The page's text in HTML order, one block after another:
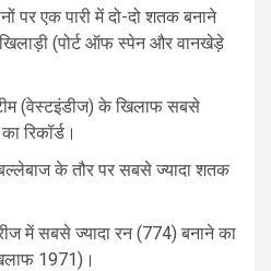
पर एक पारी में दो-दो शतक बनाने
(पोर्ट ऑफ स्पेन और वानखेड़े
(वेस्टइंडीज) के खिलाफ सबसे
रिकॉर्ड।
के तौर पर सबसे ज्यादा शतक
में सबसे ज्यादा रन (774) बनाने का
1971)।